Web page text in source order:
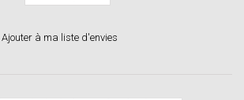
Ajouter à ma liste d'envies